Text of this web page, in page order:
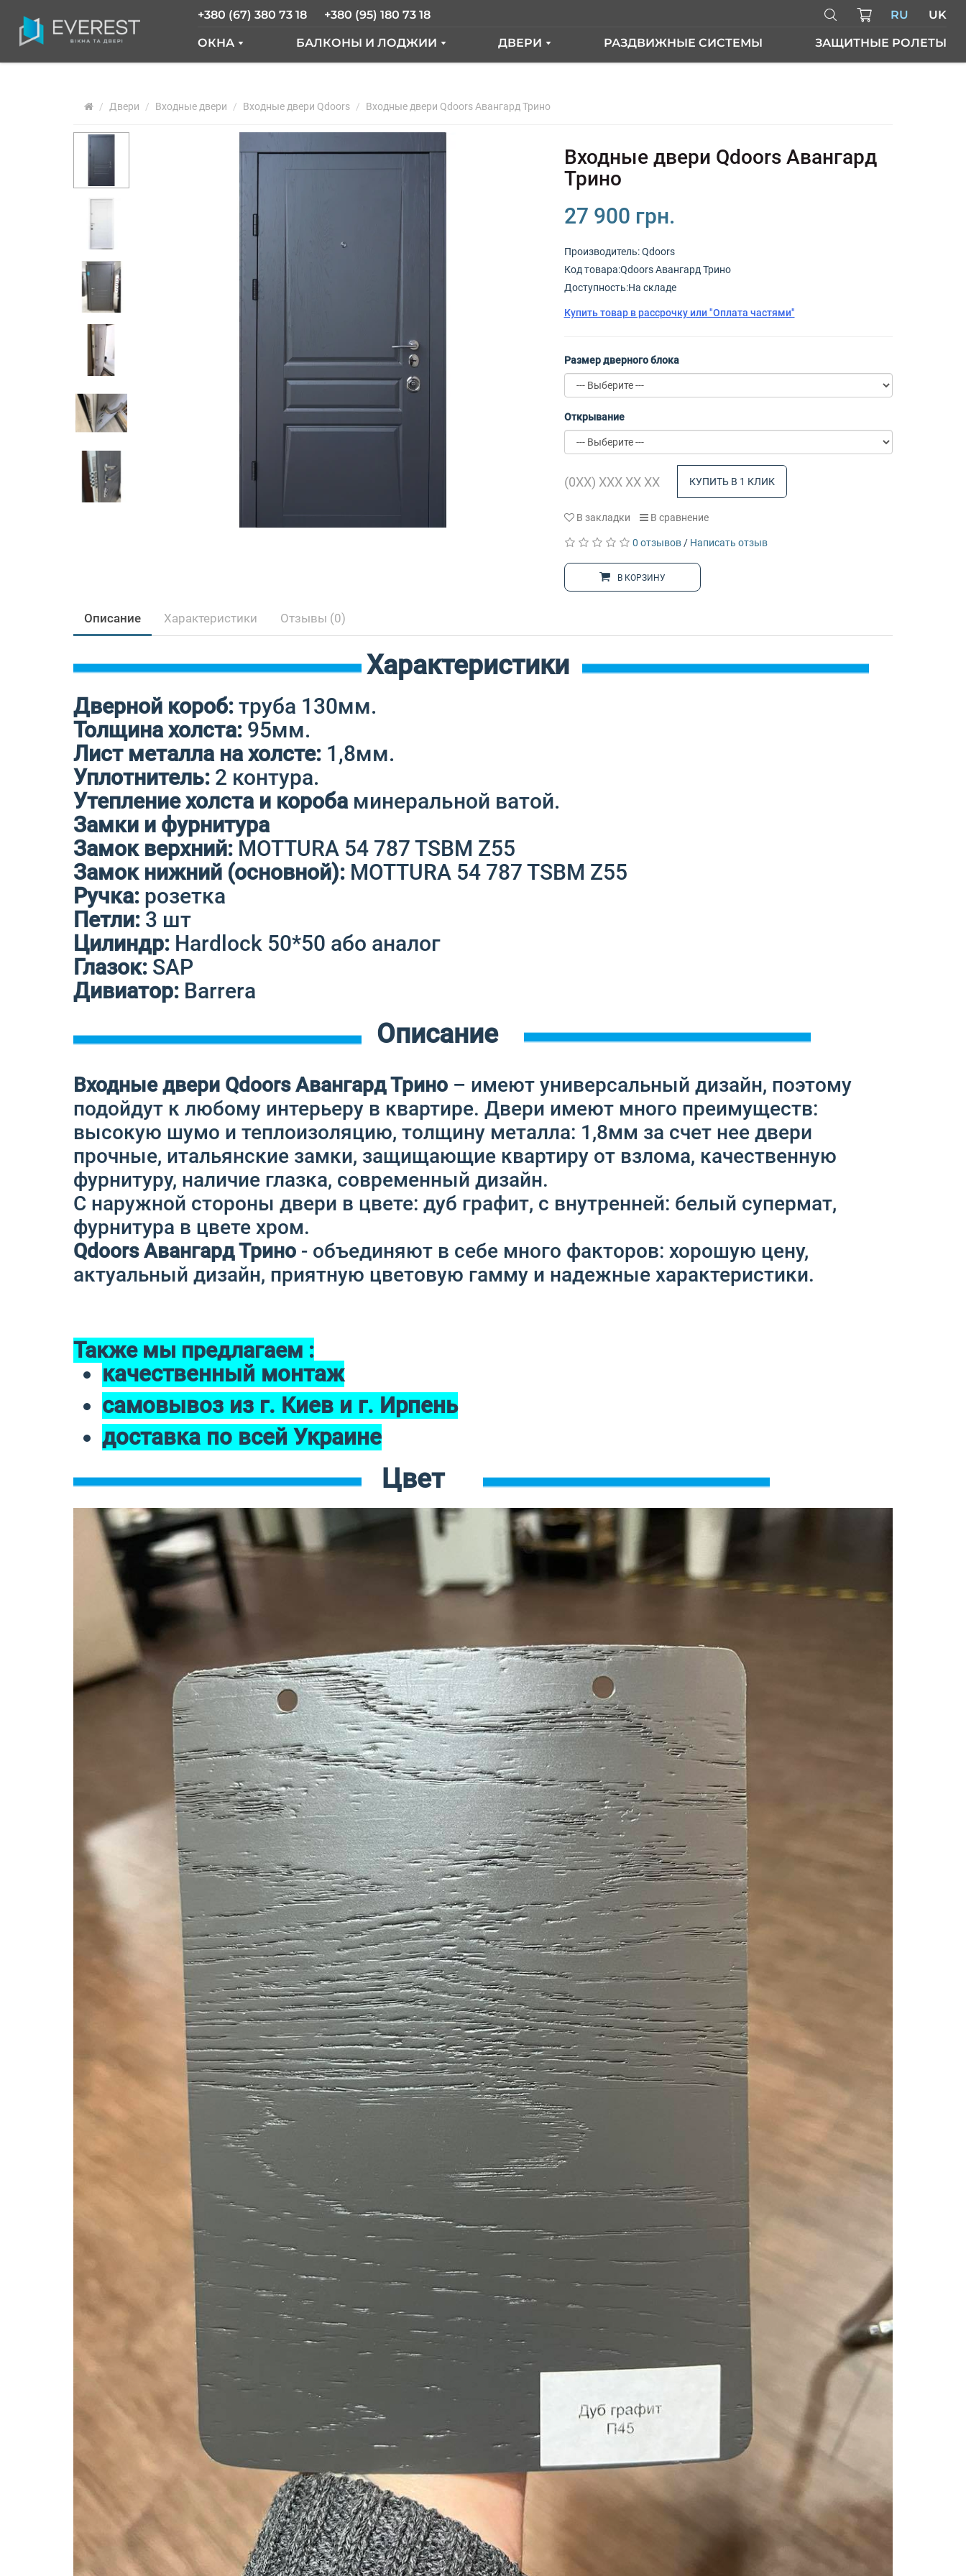
+380 (67) 380 73 18 +380 (95) 180 73 18 RU UK
ОКНА
ОКНА SALAMANDER
ОКНА REHAU
ПАНОРАМНЫЕ ОКНА
БАЛКОНЫ И ЛОДЖИИ
БАЛКОН С ВЫНОСОМ
ДВЕРИ
МЕЖКОМНАТНЫЕ ДВЕРИ
РАЗДВИЖНЫЕ СИСТЕМЫ ЗАЩИТНЫЕ РОЛЕТЫ
Двери Входные двери Входные двери Qdoors Входные двери Qdoors Авангард Трино
Входные двери Qdoors Авангард
Трино
27 900 грн.
Производитель:Qdoors
Код товарa:Qdoors Авангард Трино
Доступность:На складе
Купить товар в рассрочку или "Оплата частями"
Размер дверного блока
Открывание
КУПИТЬ В 1 КЛИК
В закладки В сравнение
0 отзывов/ Написать отзыв
В КОРЗИНУ
Описание Характеристики Отзывы (0)
Характеристики
Дверной короб: труба 130мм.
Толщина холста: 95мм.
Лист металла на холсте: 1,8мм.
Уплотнитель: 2 контура.
Утепление холста и коробаминеральной ватой.
Замки и фурнитура
Замок верхний: MOTTURA 54 787 TSBM Z55
Замок нижний (основной): MOTTURA 54 787 TSBM Z55
Ручка: розетка
Петли: 3 шт
Цилиндр: Hardlock 50*50 або аналог
Глазок: SAP
Дивиатор: Barrera
Описание
Входные двери Qdoors Авангард Трино – имеют универсальный дизайн, поэтому
подойдут к любому интерьеру в квартире. Двери имеют много преимуществ:
высокую шумо и теплоизоляцию, толщину металла: 1,8мм за счет нее двери
прочные, итальянские замки, защищающие квартиру от взлома, качественную
фурнитуру, наличие глазка, современный дизайн.
С наружной стороны двери в цвете: дуб графит, с внутренней: белый супермат,
фурнитура в цвете хром.
Qdoors Авангард Трино - объединяют в себе много факторов: хорошую цену,
актуальный дизайн, приятную цветовую гамму и надежные характеристики.
Также мы предлагаем :
качественный монтаж
самовывоз из г. Киев и г. Ирпень
доставка по всей Украине
Цвет